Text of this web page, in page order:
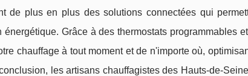
de plus en plus des solutions connectées qui
énergétique. Grâce à des thermostats programmables
chauffage à tout moment et de n'importe où,
les artisans chauffagistes des Hauts-de-